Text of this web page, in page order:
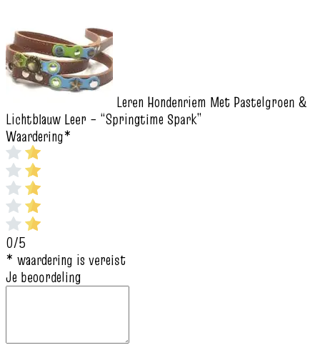
Leren Hondenriem Met Pastelgroen &
Lichtblauw Leer – “Springtime Spark”
Waardering*
0/5
* waardering is vereist
Je beoordeling